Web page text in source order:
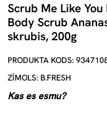
Scrub Me Like
Body Scrub
skrubis, 200g
PRODUKTA KODS:
ZĪMOLS: B.FRESH
Kas es esmu?